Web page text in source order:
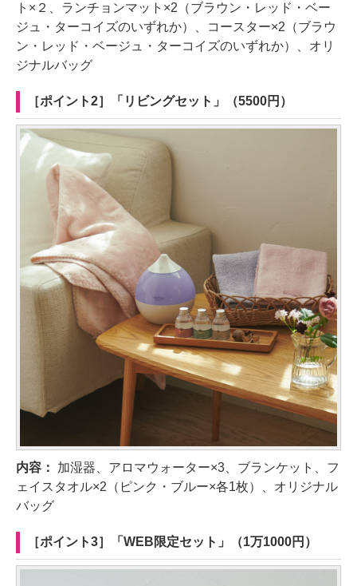
ト×２、ランチョンマット×2（ブラウン・レッド・ベー
ジュ・ターコイズのいずれか）、コースター×2（ブラウ
ン・レッド・ベージュ・ターコイズのいずれか）、オリ
ジナルバッグ
［ポイント2］「リビングセット」（5500円）
内容： 加湿器、アロマウォーター×3、ブランケット、フ
ェイスタオル×2（ピンク・ブルー×各1枚）、オリジナル
バッグ
［ポイント3］「WEB限定セット」（1万1000円）